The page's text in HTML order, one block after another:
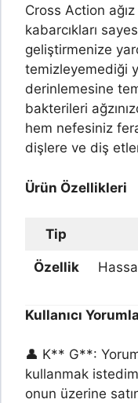
Cross Action
kabarcıkları
geliştirmenize
temizleyemediği
derinlemesine
bakterileri
hem nefesiniz
dişlere ve diş
Ürün Özellikleri
Tip
Özellik
Kullanıcı
👤 K** G**:
kullanmak
onun üzerine